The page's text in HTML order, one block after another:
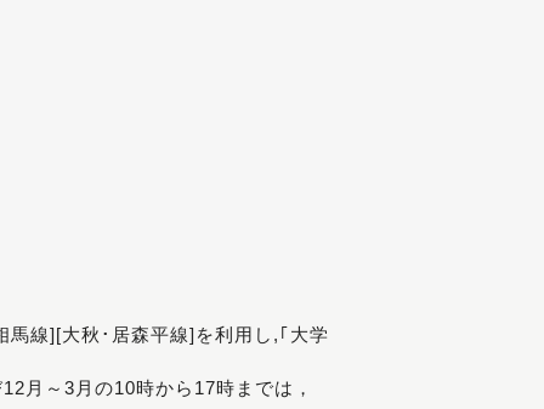
線][大秋･居森平線]を利用し,｢大学
月～3月の10時から17時までは，